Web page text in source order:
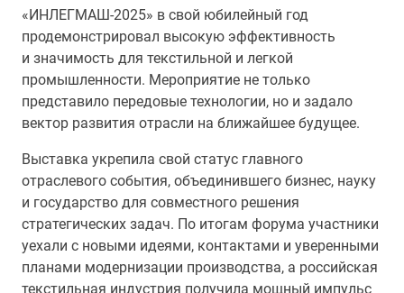
«ИНЛЕГМАШ-2025» в свой юбилейный год
продемонстрировал высокую эффективность
и значимость для текстильной и легкой
промышленности. Мероприятие не только
представило передовые технологии, но и задало
вектор развития отрасли на ближайшее будущее.
Выставка укрепила свой статус главного
отраслевого события, объединившего бизнес, науку
и государство для совместного решения
стратегических задач. По итогам форума участники
уехали с новыми идеями, контактами и уверенными
планами модернизации производства, а российская
текстильная индустрия получила мощный импульс